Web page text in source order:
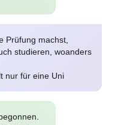
Prüfung machst,
studieren, woanders
nur für eine Uni